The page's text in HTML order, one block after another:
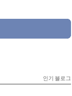
인기 블로그